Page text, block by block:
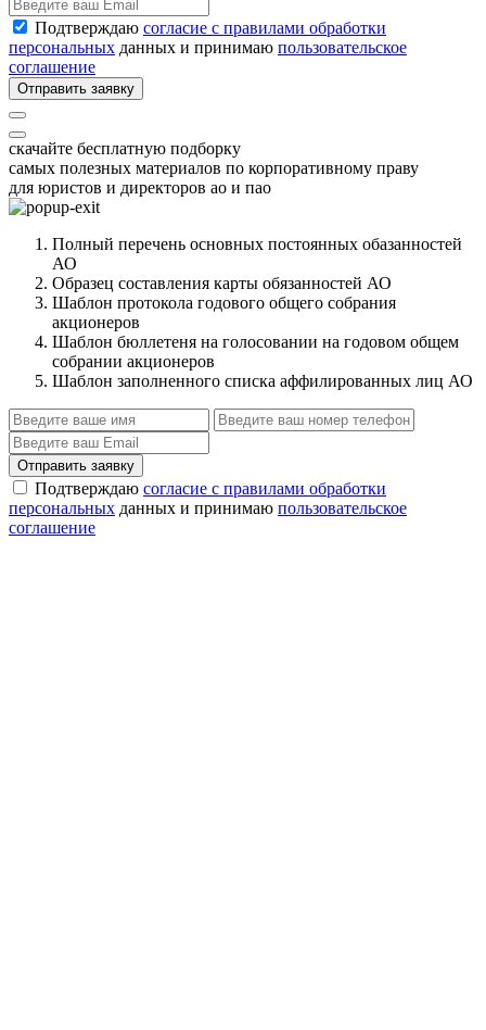
Подтверждаю согласие с правилами обработки
персональных данных и принимаю пользовательское
соглашение
Отправить заявку
скачайте бесплатную подборку
самых полезных материалов по корпоративному праву
для юристов и директоров ао и пао
Полный перечень основных постоянных обазанностей
АО
Образец составления карты обязанностей АО
Шаблон протокола годового общего собрания
акционеров
Шаблон бюллетеня на голосовании на годовом общем
собрании акционеров
Шаблон заполненного списка аффилированных лиц АО
Отправить заявку
Подтверждаю согласие с правилами обработки
персональных данных и принимаю пользовательское
соглашение